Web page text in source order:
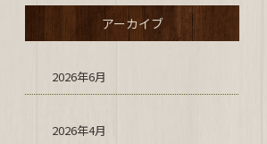
アーカイブ
2026年6月
2026年4月